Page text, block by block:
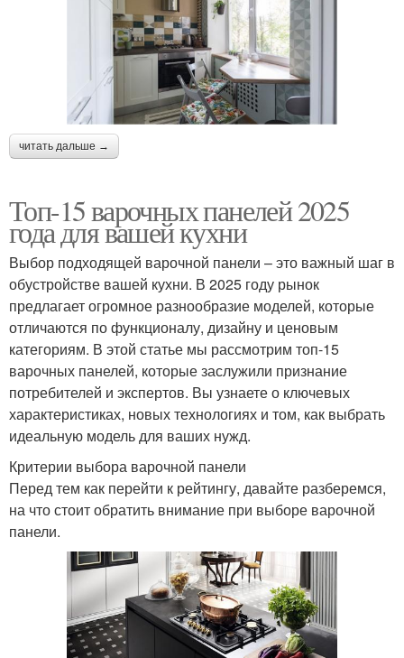
читать дальше →
Топ-15 варочных панелей 2025
года для вашей кухни
Выбор подходящей варочной панели – это важный шаг в
обустройстве вашей кухни. В 2025 году рынок
предлагает огромное разнообразие моделей, которые
отличаются по функционалу, дизайну и ценовым
категориям. В этой статье мы рассмотрим топ-15
варочных панелей, которые заслужили признание
потребителей и экспертов. Вы узнаете о ключевых
характеристиках, новых технологиях и том, как выбрать
идеальную модель для ваших нужд.
Критерии выбора варочной панели
Перед тем как перейти к рейтингу, давайте разберемся,
на что стоит обратить внимание при выборе варочной
панели.